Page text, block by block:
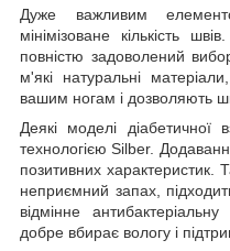
Дуже важливим
мінімізоване кількість
повністю задоволений
м'які натуральні
вашим ногам і дозволяють
Деякі моделі діабетичної
технологією Silber.
позитивних характеристик.
неприємний запах,
відмінне
добре вбирає вологу і